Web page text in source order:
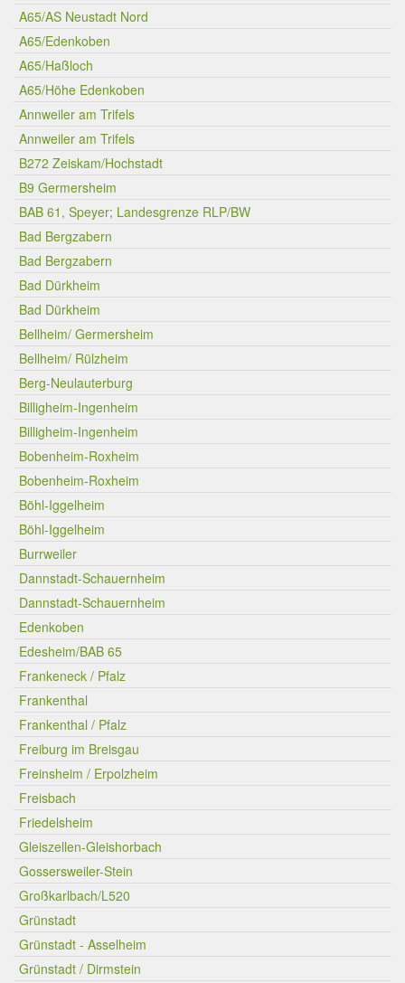
A65/AS Neustadt Nord
A65/Edenkoben
A65/Haßloch
A65/Höhe Edenkoben
Annweiler am Trifels
Annweiler am Trifels
B272 Zeiskam/Hochstadt
B9 Germersheim
BAB 61, Speyer; Landesgrenze RLP/BW
Bad Bergzabern
Bad Bergzabern
Bad Dürkheim
Bad Dürkheim
Bellheim/ Germersheim
Bellheim/ Rülzheim
Berg-Neulauterburg
Billigheim-Ingenheim
Billigheim-Ingenheim
Bobenheim-Roxheim
Bobenheim-Roxheim
Böhl-Iggelheim
Böhl-Iggelheim
Burrweiler
Dannstadt-Schauernheim
Dannstadt-Schauernheim
Edenkoben
Edesheim/BAB 65
Frankeneck / Pfalz
Frankenthal
Frankenthal / Pfalz
Freiburg im Breisgau
Freinsheim / Erpolzheim
Freisbach
Friedelsheim
Gleiszellen-Gleishorbach
Gossersweiler-Stein
Großkarlbach/L520
Grünstadt
Grünstadt - Asselheim
Grünstadt / Dirmstein